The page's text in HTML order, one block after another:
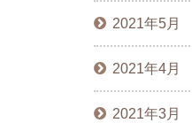
2021年5月
2021年4月
2021年3月